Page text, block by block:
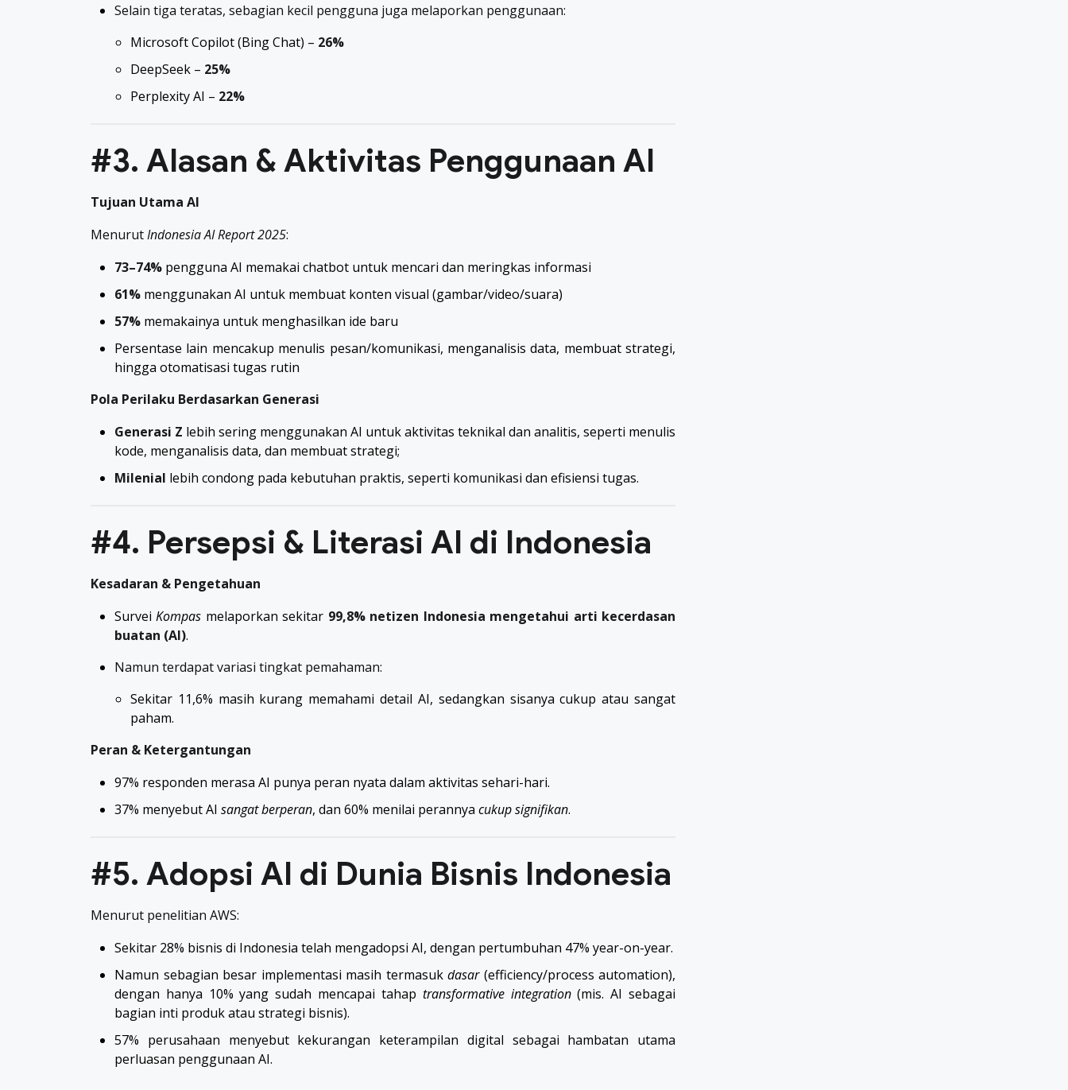
Selain tiga teratas, sebagian kecil pengguna juga melaporkan penggunaan:
Microsoft Copilot (Bing Chat) – 26%
DeepSeek – 25%
Perplexity AI – 22%
#3. Alasan & Aktivitas Penggunaan AI
Tujuan Utama AI
MenurutIndonesia AI Report 2025:
73–74% pengguna AI memakai chatbot untuk mencari dan meringkas informasi
61% menggunakan AI untuk membuat konten visual (gambar/video/suara)
57% memakainya untuk menghasilkan ide baru
Persentase lain mencakup menulis pesan/komunikasi, menganalisis data, membuat strategi,
hingga otomatisasi tugas rutin
Pola Perilaku Berdasarkan Generasi
Generasi Z lebih sering menggunakan AI untuk aktivitas teknikal dan analitis, seperti menulis
kode, menganalisis data, dan membuat strategi;
Milenial lebih condong pada kebutuhan praktis, seperti komunikasi dan efisiensi tugas.
#4. Persepsi & Literasi AI di Indonesia
Kesadaran & Pengetahuan
SurveiKompas melaporkan sekitar 99,8% netizen Indonesia mengetahui arti kecerdasan
buatan (AI).
Namun terdapat variasi tingkat pemahaman:
Sekitar 11,6% masih kurang memahami detail AI, sedangkan sisanya cukup atau sangat
paham.
Peran & Ketergantungan
97% responden merasa AI punya peran nyata dalam aktivitas sehari-hari.
37% menyebut AI sangat berperan, dan 60% menilai perannya cukup signifikan.
#5. Adopsi AI di Dunia Bisnis Indonesia
Menurut penelitian AWS:
Sekitar 28% bisnis di Indonesia telah mengadopsi AI, dengan pertumbuhan 47% year-on-year.
Namun sebagian besar implementasi masih termasuk dasar(efficiency/process automation),
dengan hanya 10% yang sudah mencapai tahap transformative integration(mis. AI sebagai
bagian inti produk atau strategi bisnis).
57% perusahaan menyebut kekurangan keterampilan digital sebagai hambatan utama
perluasan penggunaan AI.